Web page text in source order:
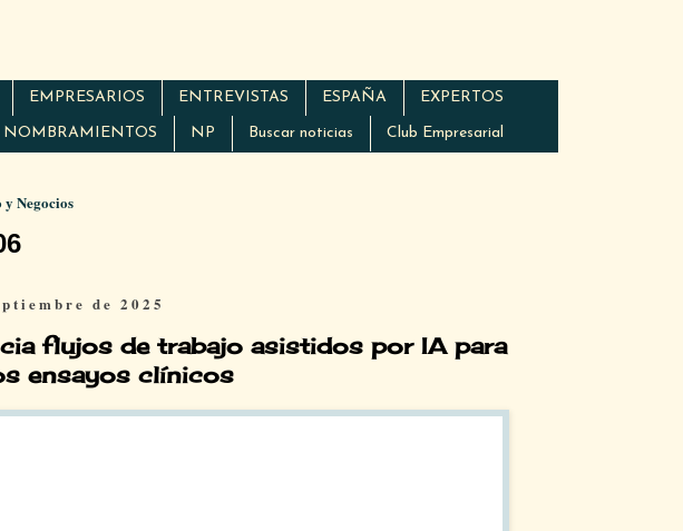
EMPRESARIOS ENTREVISTAS ESPAÑA EXPERTOS
NOMBRAMIENTOS NP Buscar noticias Club Empresarial
y Negocios
de 2025
flujos de trabajo asistidos por IA para
ensayos clínicos